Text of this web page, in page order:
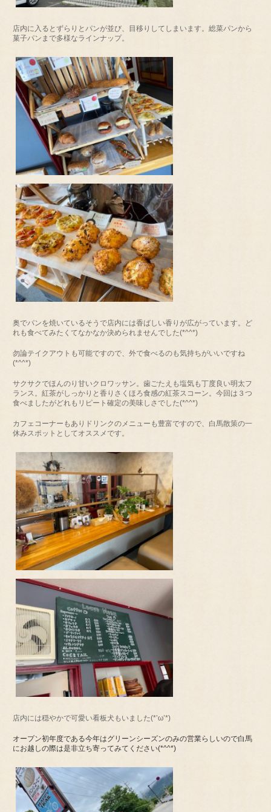
店内に入るとずらりとパンが並び、目移りしてしまいます。総菜パンから
菓子パンまで多様なラインナップ。
奥でパンを焼いているそうで店内には香ばしい香りが広がっています。ど
れも食べてみたくてなかなか決められませんでした(*^^*)
勿論テイクアウトも可能ですので、外で食べるのも気持ちがいいですね
(*^^*)
サクサクでほんのり甘いクロワッサン。歯ごたえも塩気も丁度良い明太フ
ランス。紅茶がしっかりと香りさくほろ食感の紅茶スコーン。今回は３つ
食べましたがどれもリピート確定の美味しさでした(*^^*)
カフェコーナーもありドリンクのメニューも豊富ですので、白馬散策の一
休みスポットとしてオススメです。
店内には穏やかで可愛い看板犬もいました(*’ω’*)
オープン初年度である今年はグリーンシーズンのみの営業らしいので白馬
にお越しの際は是非立ち寄ってみてください(*^^*)